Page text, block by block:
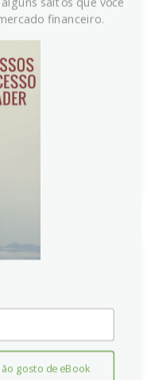
opera próximo a
firmes dos
agora se volta
pode reforçar a
gerar realização
financeiro.
gosto de eBook